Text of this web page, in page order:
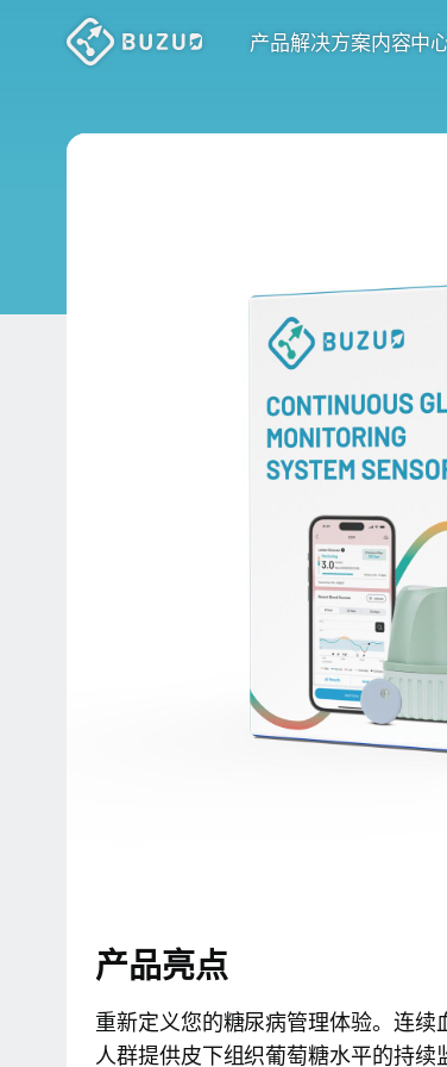
产品解决方案内容中
产品亮点
重新定义您的糖尿病管理体验。连续
人群提供皮下组织葡萄糖水平的持